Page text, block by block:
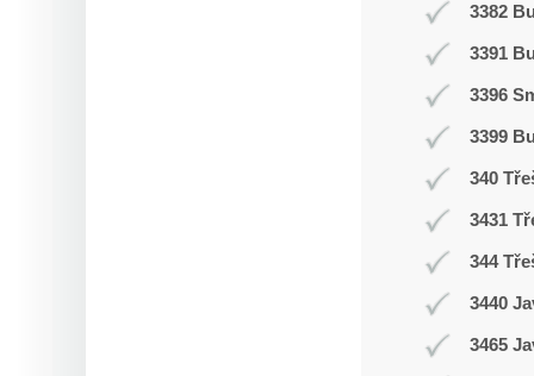
3382
3391
3396
3399
340
3431
344
3440
3465